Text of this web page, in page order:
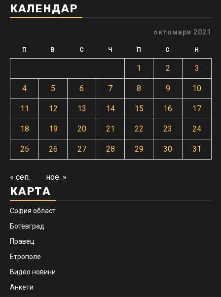
КАЛЕНДАР
октомври 2021
П В С Ч П С Н
1 2 3
4 5 6 7 8 9 10
11 12 13 14 15 16 17
18 19 20 21 22 23 24
25 26 27 28 29 30 31
« сеп. ное. »
КАРТА
София област
Ботевград
Правец
Етрополе
Видео новини
Анкети